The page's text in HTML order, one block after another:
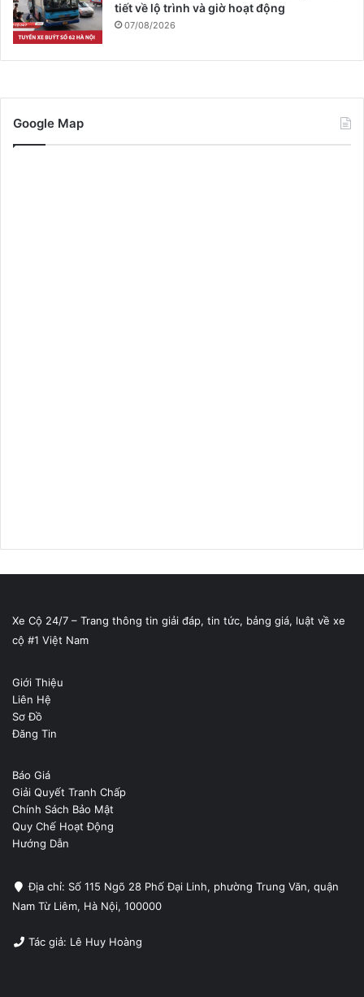
tiết về lộ trình và giờ hoạt động
07/08/2026
Google Map
Xe Cộ 24/7 – Trang thông tin giải đáp, tin tức, bảng giá, luật về xe
cộ #1 Việt Nam
Giới Thiệu
Liên Hệ
Sơ Đồ
Đăng Tin
Báo Giá
Giải Quyết Tranh Chấp
Chính Sách Bảo Mật
Quy Chế Hoạt Động
Hướng Dẫn
Địa chỉ: Số 115 Ngõ 28 Phố Đại Linh, phường Trung Văn, quận
Nam Từ Liêm, Hà Nội, 100000
Tác giả: Lê Huy Hoàng